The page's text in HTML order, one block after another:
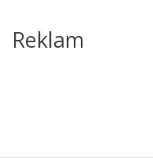
Reklam